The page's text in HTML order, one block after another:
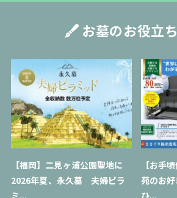
お墓のお役立
【福岡】二見ヶ浦公園聖地に
2026年夏、永久墓 夫婦ピラ
【お手
苑のお